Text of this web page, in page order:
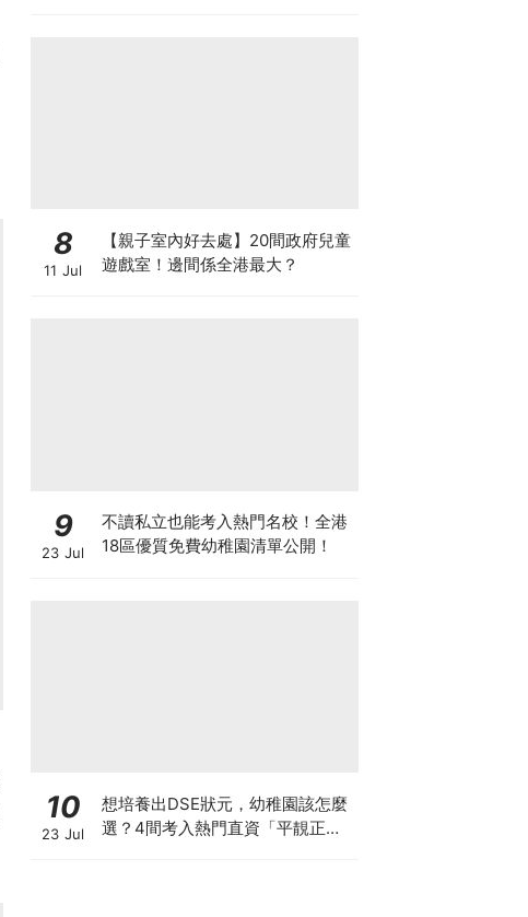
8
11 Jul
【親子室內好去處】20間政府兒童
遊戲室！邊間係全港最大？
9
23 Jul
不讀私立也能考入熱門名校！全港
18區優質免費幼稚園清單公開！
10
23 Jul
想培養出DSE狀元，幼稚園該怎麼
選？4間考入熱門直資「平靚正」